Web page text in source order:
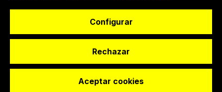
© Dashboard Technologies S.L
Configurar
Rechazar
Aceptar cookies